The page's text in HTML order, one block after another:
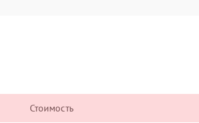
Стоимость